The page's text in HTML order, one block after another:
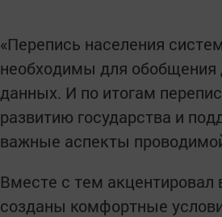
«Перепись населения
необходимы для обобщения
данных. И по итогам
развитию государства и
важные аспекты
Вместе с тем акцентировал
созданы комфортные